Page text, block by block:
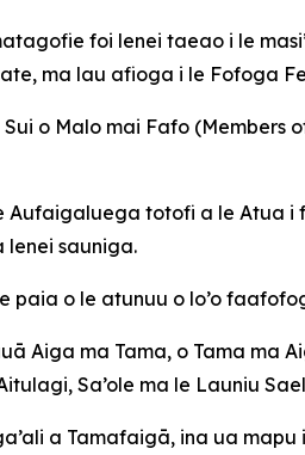
foi lenei taeao i le
ma lau afioga i le Fofoga
o Malo mai Fafo (Members
Aufaigaluega totofi a le Atua
lenei sauniga.
paia o le atunuu o lo’o
Aiga ma Tama, o Tama ma
Sa’ole ma le Launiu
a Tamafaigā, ina ua